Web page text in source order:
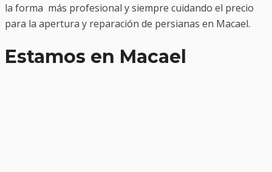
la forma más profesional y siempre cuidando el precio
para la apertura y reparación de persianas en Macael.
Estamos en Macael